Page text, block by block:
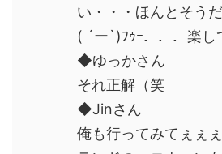
い・・・ほんとそう
( ´ー`)ﾌｩｰ．．．楽し
◆ゆっかさん
それ正解（笑
◆Jinさん
俺も行ってみてぇぇぇ